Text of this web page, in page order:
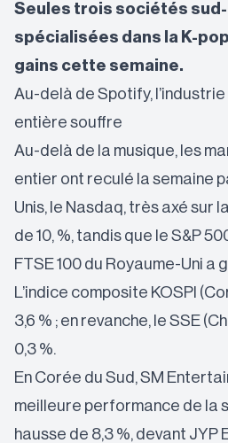
Seules trois sociétés
spécialisées dans la K-
gains cette semaine.
Au-delà de Spotify,
entière souffre
Au-delà de la musique, les
entier ont reculé la semaine
Unis, le Nasdaq, très axé sur
de 10, %, tandis que le S&P
FTSE 100 du Royaume-Uni a
L’indice composite KOSPI
3,6 % ; en revanche, le SSE
0,3 %.
En Corée du Sud, SM
meilleure performance de la
hausse de 8,3 %, devant